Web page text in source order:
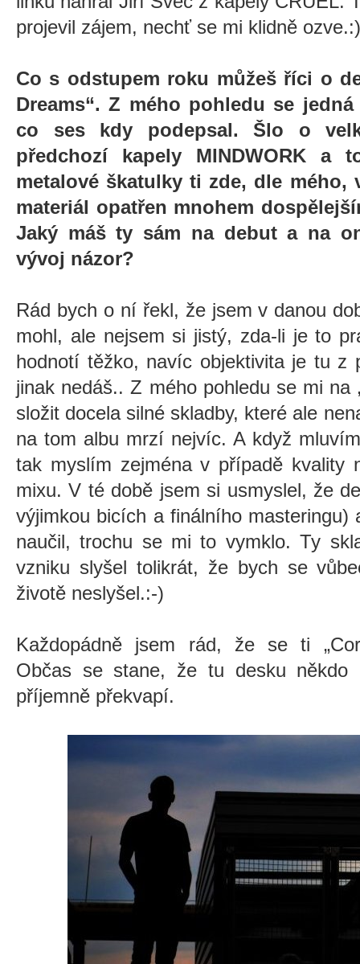
projevil zájem, nechť se mi klidně ozve.:)
Co s odstupem roku můžeš říci o
Dreams“. Z mého pohledu se
co ses kdy podepsal. Šlo o
předchozí kapely MINDWORK a
metalové škatulky ti zde, dle mého,
materiál opatřen mnohem
Jaký máš ty sám na debut a na
vývoj názor?
Rád bych o ní řekl, že jsem v danou
mohl, ale nejsem si jistý, zda-li je to
hodnotí těžko, navíc objektivita je tu z
jinak nedáš.. Z mého pohledu se mi na
složit docela silné skladby, které ale
na tom albu mrzí nejvíc. A když
tak myslím zejména v případě kvality
mixu. V té době jsem si usmyslel, že
výjimkou bicích a finálního
naučil, trochu se mi to vymklo. Ty
vzniku slyšel tolikrát, že bych se
životě neslyšel.:-)
Každopádně jsem rád, že se ti „
Občas se stane, že tu desku
příjemně překvapí.